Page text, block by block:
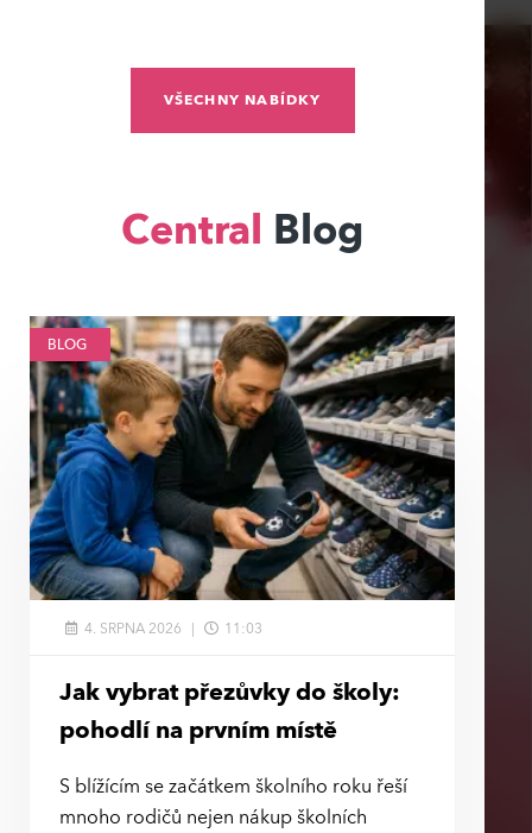
VŠECHNY NABÍDKY
Central Blog
BLOG
Jak vybrat přezůvky do školy:
pohodlí na prvním místě
S blížícím se začátkem školního roku řeší
mnoho rodičů nejen nákup školních
4. SRPNA 2026 11:03